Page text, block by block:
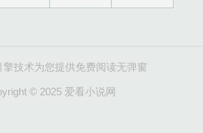
擎技术为您提供免费阅读无弹窗
© 2025 爱看小说网